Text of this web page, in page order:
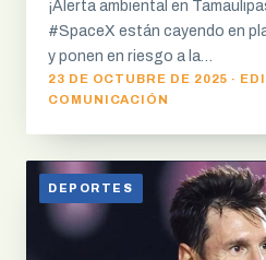
¡Alerta ambiental en
#SpaceX están cayendo en
y ponen en riesgo a la…
23 DE OCTUBRE DE 2025 ·
COMUNICACIÓN
DEPORTES